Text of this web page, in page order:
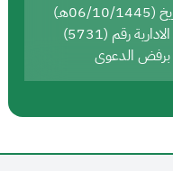
رقم (45114971/ق/1445هـ) وتاريخ (06/10/1445هـ)
الصادر بشأنه حكم محكمة الاستئناف الادارية رقم (5731)